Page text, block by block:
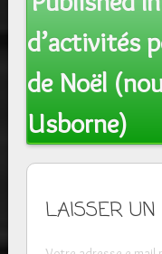
navigation
d’activités
de Noël
Usborne)
LAISSER